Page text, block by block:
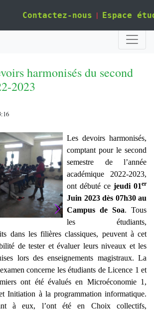
Contactez-nous | Espace
harmonisés du second
2023
Les devoirs harmonisés,
comptant pour le second
semestre de l’année
académique 2022-2023,
ont débuté ce jeudi 01er
Juin 2023 dès 07h30 au
Campus de Soa. Tous
les étudiants,
dans les filières classiques, peuvent à cet
de tester et évaluer leurs niveaux et les
lors des enseignements magistraux. La
concerne les étudiants de Licence 1 et
ont été évalués en Microéconomie 1,
Initiation à la programmation informatique.
à eux, l’ont été en Choix collectifs,